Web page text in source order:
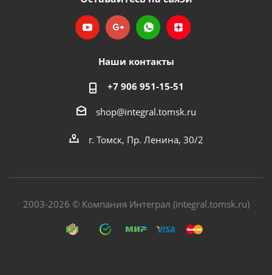
Наши контакты
+7 906 951-15-51
shop@integral.tomsk.ru
г. Томск, Пр. Ленина, 30/2
2003-2026 © Компания Интеграл (integral.tomsk.ru)